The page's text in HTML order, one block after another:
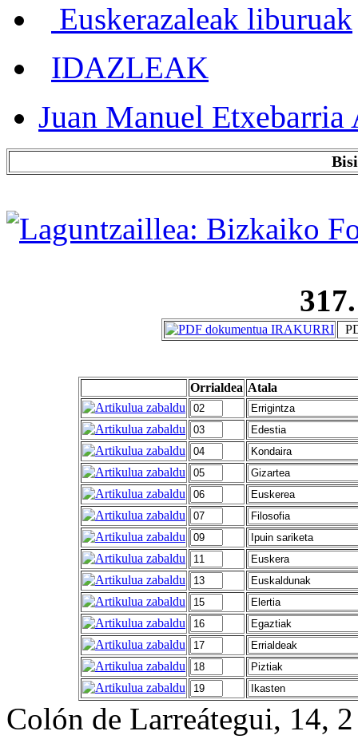
Euskerazaleak liburuak
IDAZLEAK
Juan Manuel Etxebarria
Orrialdea Atala
Colón de Larreátegui, 14,